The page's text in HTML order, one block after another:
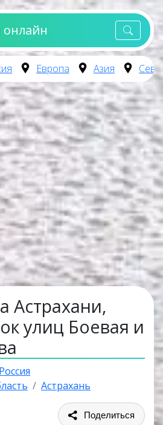
Европа Азия
Астрахани,
улиц Боевая и
Россия
Астрахань
Поделиться